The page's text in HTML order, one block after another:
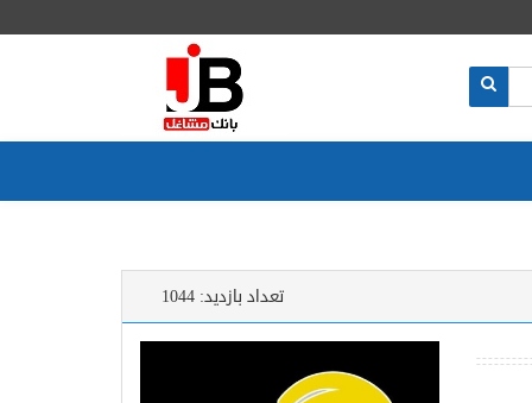
تعداد بازدید: 1044